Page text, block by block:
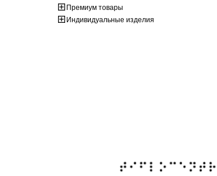
Премиум товары
Индивидуальные изделия